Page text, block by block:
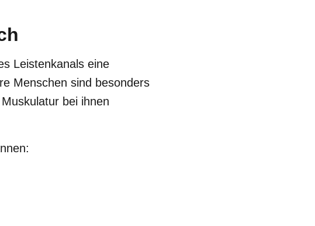
Leistenkanals eine
Menschen sind besonders
bei ihnen